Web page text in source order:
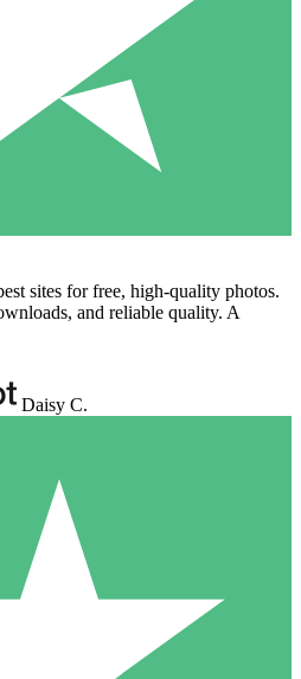
sites for free, high‑quality photos.
and reliable quality. A
Daisy C.